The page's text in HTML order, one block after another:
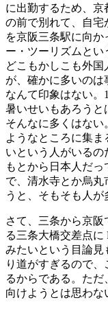
に出勤するため、
の前で別れて、自宅
を京阪三条駅に向
ー・ツーリズムと
どこもかしこも外
が、確かに多いのは
なんて印象はない。
暑いせいもあろうと
そんなに多くはない
ようなところに集
いという人がいるの
もとから日本人だ
で、清水寺とか烏丸
うと、そもそも人が
さて、三条から京
る三条大橋交差点に
みたいという目論見
り道がすぎるので
るからである。た
向けようとは思わな